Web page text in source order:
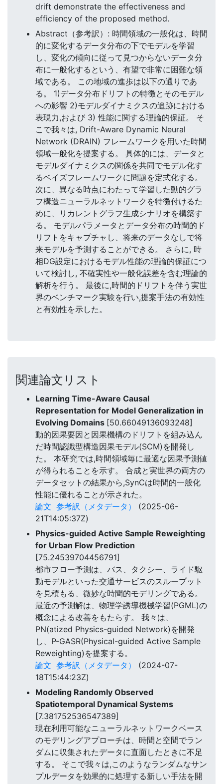
drift demonstrate the effectiveness and
efficiency of the proposed method.
Abstract（参考訳）: 時間領域の一般化は、時間
的に変化するデータ分布の下でモデルを学習
し、変化の傾向に従って見つからないデータ分
布に一般化するという、有望で非常に困難な領
域である。 この地域の進歩は以下の通りであ
る。 1)データ分布ドリフトの特徴とそのモデル
への影響 2)モデルダイナミクスの追跡における
表現力,および 3) 性能に関する理論的保証。 そ
こで我々は, Drift-Aware Dynamic Neural
Network (DRAIN) フレームワークを用いた時間
領域一般化を提案する。 具体的には、データと
モデルダイナミクスの関係を共同でモデル化す
るベイズフレームワークに問題を定式化する。
次に、異なる時点にわたって学習した動的グラ
フ構造ニューラルネットワークを特徴付けるた
めに、リカレントグラフ生成シナリオを構築す
る。 モデルパラメータとデータ分布の時間的ド
リフトをキャプチャし、将来のデータなしで将
来モデルを予測することができる。 さらに, 時
相DG設定におけるモデル性能の理論的保証につ
いて検討し, 不確実性や一般化誤差を含む理論的
解析を行う。 最後に,時間的ドリフトを伴う実世
界のベンチマーク実験を行い,提案手法の有効性
と有効性を示した。
関連論文リスト
Learning Time-Aware Causal
Representation for Model Generalization in
Evolving Domains [50.66049136093248]
動的因果要因と因果機構のドリフトを組み込ん
だ時間認識型構造因果モデル(SCM)を開発し
た。 本研究では,時間領域毎に最適な因果予測値
が得られることを示す。 合成と実世界の両方の
データセットの結果から,SynCは時間的一般化
性能に優れることが示された。
論文 参考訳（メタデータ）
(2025-06-
21T14:05:37Z)
Physics-guided Active Sample Reweighting
for Urban Flow Prediction
[75.24539704456791]
都市フロー予測は、バス、タクシー、ライド駆
動モデルといった交通サービスのスループット
を見積もる、微妙な時間的モデリングである。
最近の予測解は、物理学誘導機械学習(PGML)の
概念による改善をもたらす。 我々は、
PN(atized Physics-guided Network)を開発
し、P-GASR(Physical-guided Active Sample
Reweighting)を提案する。
論文 参考訳（メタデータ）
(2024-07-
18T15:44:23Z)
Modeling Randomly Observed
Spatiotemporal Dynamical Systems
[7.381752536547389]
現在利用可能なニューラルネットワークベース
のモデリングアプローチは、時間と空間でラン
ダムに収集されたデータに直面したときに不足
する。 そこで我々は,このようなランダムなサン
プルデータを効果的に処理する新しい手法を開